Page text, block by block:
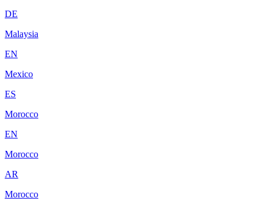
DE
Malaysia
EN
Mexico
ES
Morocco
EN
Morocco
AR
Morocco